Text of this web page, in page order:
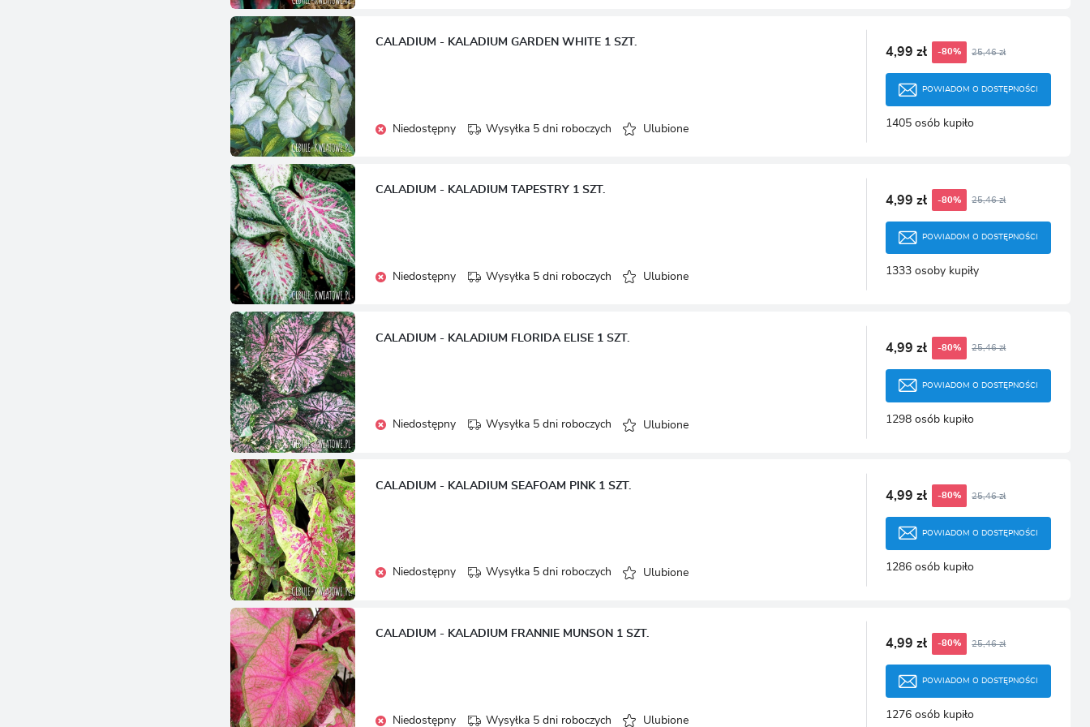
CALADIUM - KALADIUM GARDEN WHITE 1 SZT.
Niedostępny Wysyłka 5 dni roboczych Ulubione
4,99 zł -80% 25,46 zł
POWIADOM O DOSTĘPNOŚCI
1405 osób kupiło
CALADIUM - KALADIUM TAPESTRY 1 SZT.
Niedostępny Wysyłka 5 dni roboczych Ulubione
4,99 zł -80% 25,46 zł
POWIADOM O DOSTĘPNOŚCI
1333 osoby kupiły
CALADIUM - KALADIUM FLORIDA ELISE 1 SZT.
Niedostępny Wysyłka 5 dni roboczych Ulubione
4,99 zł -80% 25,46 zł
POWIADOM O DOSTĘPNOŚCI
1298 osób kupiło
CALADIUM - KALADIUM SEAFOAM PINK 1 SZT.
Niedostępny Wysyłka 5 dni roboczych Ulubione
4,99 zł -80% 25,46 zł
POWIADOM O DOSTĘPNOŚCI
1286 osób kupiło
CALADIUM - KALADIUM FRANNIE MUNSON 1 SZT.
Niedostępny Wysyłka 5 dni roboczych Ulubione
4,99 zł -80% 25,46 zł
POWIADOM O DOSTĘPNOŚCI
1276 osób kupiło